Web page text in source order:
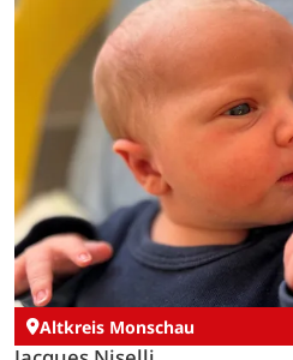
Altkreis Monschau